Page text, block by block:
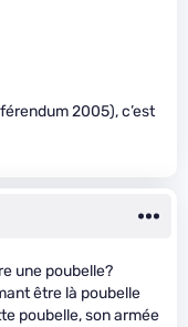
2005), c’est
une poubelle?
être là poubelle
poubelle, son armée